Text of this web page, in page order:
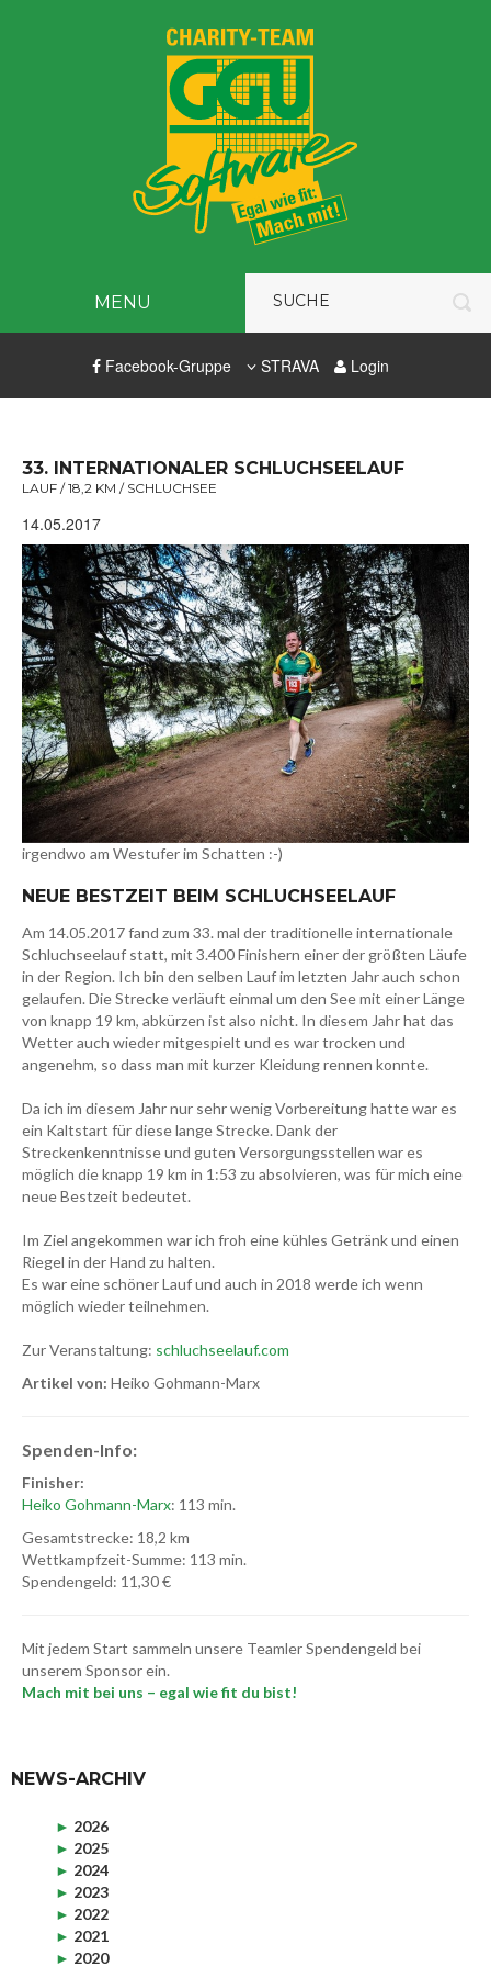
MENU
Facebook-Gruppe STRAVA Login
33. INTERNATIONALER SCHLUCHSEELAUF
LAUF / 18,2 KM / SCHLUCHSEE
14.05.2017
irgendwo am Westufer im Schatten :-)
NEUE BESTZEIT BEIM SCHLUCHSEELAUF
Am 14.05.2017 fand zum 33. mal der traditionelle internationale
Schluchseelauf statt, mit 3.400 Finishern einer der größten Läufe
in der Region. Ich bin den selben Lauf im letzten Jahr auch schon
gelaufen. Die Strecke verläuft einmal um den See mit einer Länge
von knapp 19 km, abkürzen ist also nicht. In diesem Jahr hat das
Wetter auch wieder mitgespielt und es war trocken und
angenehm, so dass man mit kurzer Kleidung rennen konnte.
Da ich im diesem Jahr nur sehr wenig Vorbereitung hatte war es
ein Kaltstart für diese lange Strecke. Dank der
Streckenkenntnisse und guten Versorgungsstellen war es
möglich die knapp 19 km in 1:53 zu absolvieren, was für mich eine
neue Bestzeit bedeutet.
Im Ziel angekommen war ich froh eine kühles Getränk und einen
Riegel in der Hand zu halten.
Es war eine schöner Lauf und auch in 2018 werde ich wenn
möglich wieder teilnehmen.
Zur Veranstaltung: schluchseelauf.com
Artikel von: Heiko Gohmann-Marx
Spenden-Info:
Finisher:
Heiko Gohmann-Marx: 113 min.
Gesamtstrecke: 18,2 km
Wettkampfzeit-Summe: 113 min.
Spendengeld: 11,30 €
Mit jedem Start sammeln unsere Teamler Spendengeld bei
unserem Sponsor ein.
Mach mit bei uns – egal wie fit du bist!
NEWS-ARCHIV
► 2026
► 2025
► 2024
► 2023
► 2022
► 2021
► 2020